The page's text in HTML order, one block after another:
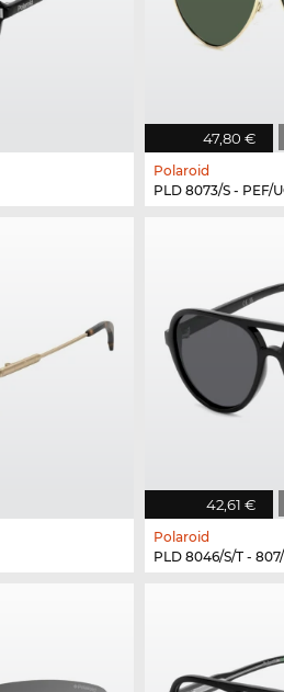
47,80 €
Polaroid
PLD 8073/S - PEF/
42,61 €
Polaroid
PLD 8046/S/T -